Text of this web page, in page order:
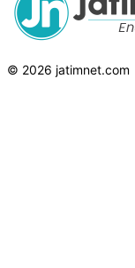
© 2026 jatimnet.com